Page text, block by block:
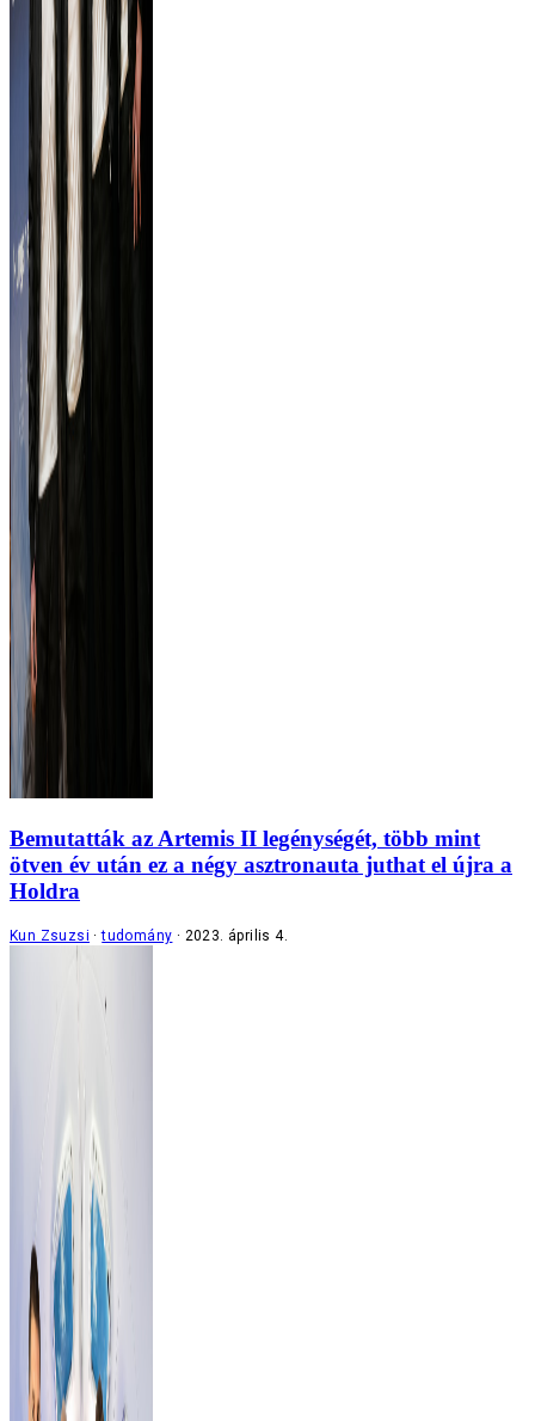
Bemutatták az Artemis II legénységét, több mint
ötven év után ez a négy asztronauta juthat el újra a
Holdra
Kun Zsuzsi tudomány 2023. április 4.